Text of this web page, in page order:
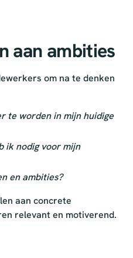
aan ambities
om na te denken
te worden in mijn huidige
ik nodig voor mijn
en ambities?
aan concrete
relevant en motiverend.